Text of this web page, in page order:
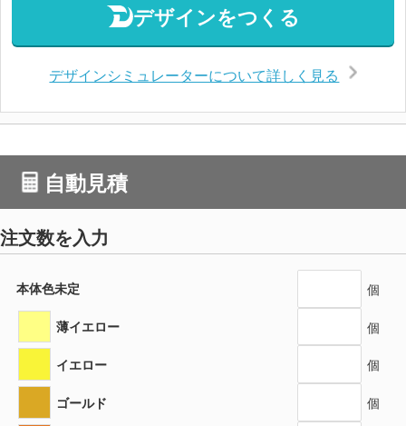
デザインをつくる
デザインシミュレーターについて詳しく見る
自動見積
注文数を入力
本体色未定 個
薄イエロー 個
イエロー 個
ゴールド 個